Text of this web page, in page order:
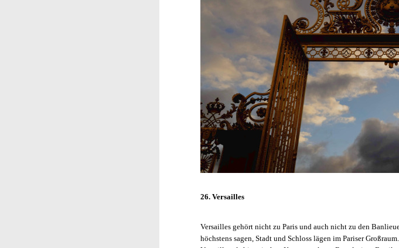
26. Versailles
Versailles gehört nicht zu Paris und auch nicht zu den
höchstens sagen, Stadt und Schloss lägen im Pariser